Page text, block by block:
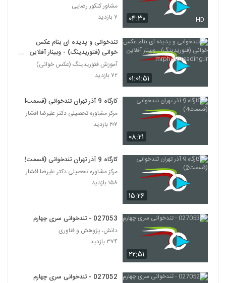
027027 - تندخوانی سری چهارم
۴۴۱ بازدید
28
027028 - تندخوانی سری چهارم
29
027029 - تندخوانی سری چهارم
۳۶۸ بازدید
027030 - تندخوانی سری چهارم
۳۷۱ بازدید
027031 - تندخوانی سری چهارم
32
۳۷۳ بازدید
33
027033 - تندخوانی سری چهارم
۴۰۱ بازدید
۰۴:۳۰ HD
مشاور کنکور رضایی
۷ بازدید
۰۱:۰۱:۵۱
تندخوانی و پدیده ای بنام عکس
خوانی (فتوریدینگ) - وبینار آفلاین
mrphotoreading.ir
آموزش فتوریدینگ (عکس خوانی)
۷۲ بازدید
۰۸:۲۱
کارگاه 9 آذر تهران تندخوانی (قسمت4)
مرکز مشاوره تحصیلی دکتر علیرضا افشار
۲۰۷ بازدید
۱۵:۲۶
کارگاه 9 آذر تهران تندخوانی (قسمت2)
مرکز مشاوره تحصیلی دکتر علیرضا افشار
۱۵۸ بازدید
۲۲:۵۱
027053 - تندخوانی سری چهارم
دانش، پژوهش و فناوری
۳۷۴ بازدید
027052 - تندخوانی سری چهارم